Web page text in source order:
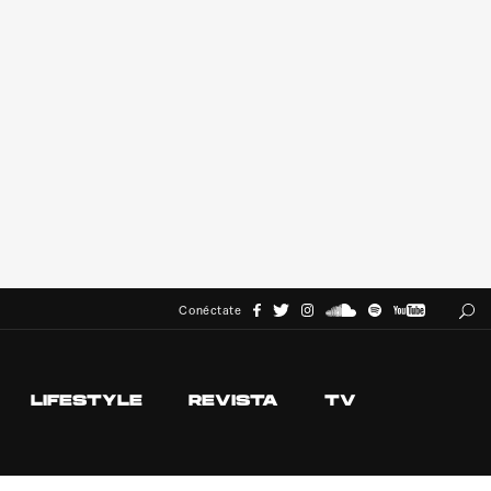
Conéctate
LIFESTYLE REVISTA TV